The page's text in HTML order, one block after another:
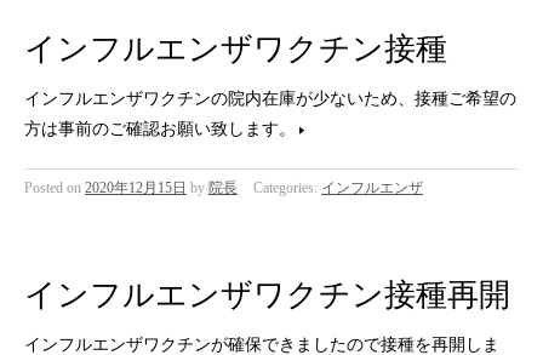
インフルエンザワクチン接種
インフルエンザワクチンの院内在庫が少ないため、接種ご希望の
方は事前のご確認お願い致します。
Posted on 2020年12月15日 by 院長 Categories: インフルエンザ
インフルエンザワクチン接種再開
インフルエンザワクチンが確保できましたので接種を再開しま